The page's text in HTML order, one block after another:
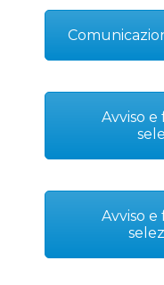
Avviso e
Avviso e